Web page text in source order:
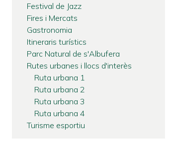
Festival de Jazz
Fires i Mercats
Gastronomia
Itineraris turístics
Parc Natural de s'Albufera
Rutes urbanes i llocs d'interès
Ruta urbana 1
Ruta urbana 2
Ruta urbana 3
Ruta urbana 4
Turisme esportiu